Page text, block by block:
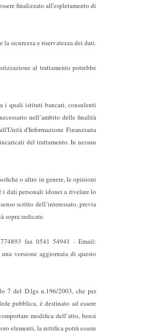
finalizzato all'espletamento di
sicurezza e riservatezza dei dati.
al trattamento potrebbe
i quali istituti bancari, consulenti
nell’ambito delle finalità
d'Informazione Finanziaria
del trattamento. In nessun
o altro in genere, le opinioni
i dati personali idonei a rivelare lo
scritto dell’interessato, previa
sopra indicate.
fax 0541 54941 - Email:
versione aggiornata di questo
7 del D.lgs n.196/2003, che per
pubblica, è destinato ad essere
modifica dell’atto, bensì
elementi, la rettifica potrà essere